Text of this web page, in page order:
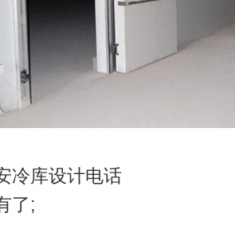
冷库设计电话
了;